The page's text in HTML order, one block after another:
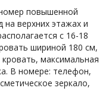
повышенной
верхних этажах и
с 16-18
шириной 180 см,
максимальная
В номере: телефон,
зеркало,